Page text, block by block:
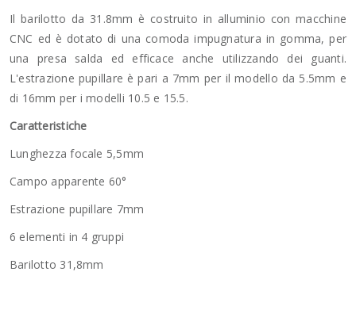
Il barilotto da 31.8mm è costruito in alluminio con macchine
CNC ed è dotato di una comoda impugnatura in gomma, per
una presa salda ed efficace anche utilizzando dei guanti.
L'estrazione pupillare è pari a 7mm per il modello da 5.5mm e
di 16mm per i modelli 10.5 e 15.5.
Caratteristiche
Lunghezza focale 5,5mm
Campo apparente 60°
Estrazione pupillare 7mm
6 elementi in 4 gruppi
Barilotto 31,8mm